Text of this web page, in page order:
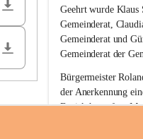
M
a
g
d
a
l
e
n
a
Geehrt wurde Klaus
Gemeinderat,
Gemeinderat und
Gemeinderat der
Bürgermeister
der Anerkennung
Bezirkshauptfrau